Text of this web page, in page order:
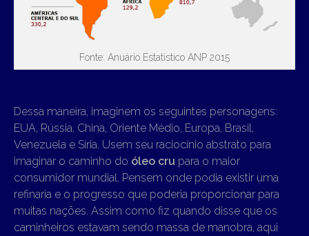
Fonte: Anuário Estatístico ANP 2015
Dessa maneira, imaginem os seguintes personagens:
EUA, Rússia, China, Oriente Médio, Europa, Brasil,
Venezuela e Síria. Usem seu raciocínio abstrato para
imaginar o caminho do óleo cru para o maior
consumidor mundial. Pensem onde podia existir uma
refinaria e o progresso que poderia proporcionar para
muitas nações. Assim como fiz quando disse que os
caminheiros estavam sendo massa de manobra, aqui